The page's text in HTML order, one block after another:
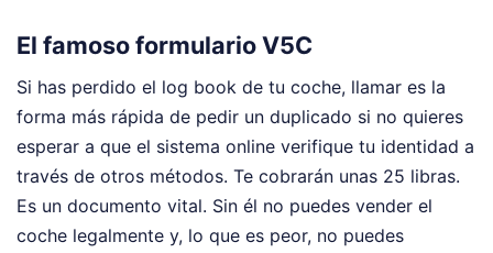
El famoso formulario V5C
Si has perdido el log book de tu coche, llamar es la
forma más rápida de pedir un duplicado si no quieres
esperar a que el sistema online verifique tu identidad a
través de otros métodos. Te cobrarán unas 25 libras.
Es un documento vital. Sin él no puedes vender el
coche legalmente y, lo que es peor, no puedes